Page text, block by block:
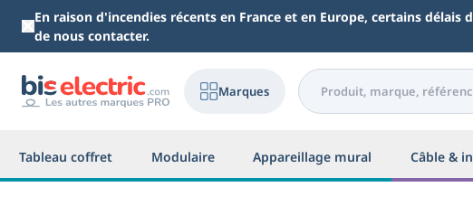
Aller au contenu principal
En raison d'incendies récents en France et en Europe, certains
de nous contacter.
Marques
Tableau coffret Modulaire Appareillage mural Câble &